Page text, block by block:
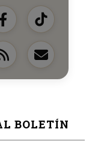
BOLETÍN